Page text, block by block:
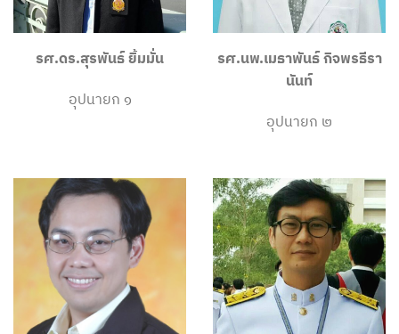
รศ.ดร.สุรพันธ์ ยิ้มมั่น
อุปนายก ๑
รศ.นพ.เมธาพันธ์ กิจพรธีรา
นันท์
อุปนายก ๒